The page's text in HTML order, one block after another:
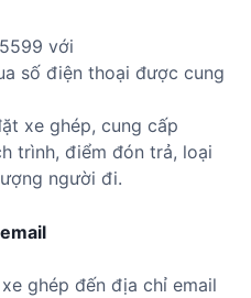
với
số điện thoại được cung
xe ghép, cung cấp
trình, điểm đón trả, loại
người đi.
ghép đến địa chỉ email